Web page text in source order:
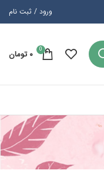
ورود / ثبت نام
0 ۰ تومان